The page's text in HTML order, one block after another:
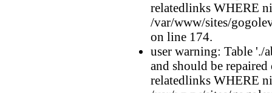
relatedlinks WHERE
/var/www/sites/
on line 174.
user warning: Table './
and should be
relatedlinks WHERE